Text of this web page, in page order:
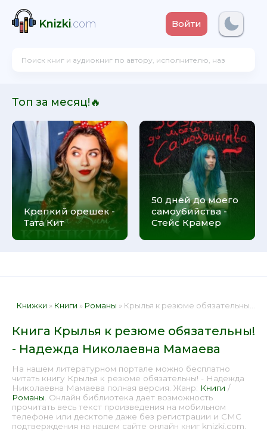
Knizki.com Войти
Топ за месяц!🔥
Крепкий орешек -
Тата Кит
50 дней до моего
самоубийства -
Стейс Крамер
Книжки » Книги » Романы » Крылья к резюме обязательны! - Надежда Николаевна Мамаева 📕 - Книга онлайн бесплатно
Книга Крылья к резюме обязательны!
- Надежда Николаевна Мамаева
На нашем литературном портале можно бесплатно
читать книгу Крылья к резюме обязательны! - Надежда
Николаевна Мамаева полная версия. Жанр: Книги /
Романы . Онлайн библиотека дает возможность
прочитать весь текст произведения на мобильном
телефоне или десктопе даже без регистрации и СМС
подтверждения на нашем сайте онлайн книг knizki.com.